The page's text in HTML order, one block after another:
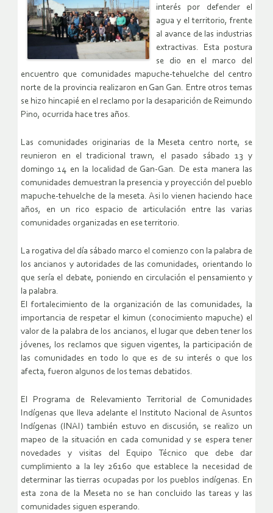
interés por defender el
agua y el territorio, frente
al avance de las industrias
extractivas. Esta postura
se dio en el marco del
encuentro que comunidades mapuche-tehuelche del centro
norte de la provincia realizaron en Gan Gan. Entre otros temas
se hizo hincapié en el reclamo por la desaparición de Reimundo
Pino, ocurrida hace tres años.
Las comunidades originarias de la Meseta centro norte, se
reunieron en el tradicional trawn, el pasado sábado 13 y
domingo 14 en la localidad de Gan-Gan. De esta manera las
comunidades demuestran la presencia y proyección del pueblo
mapuche-tehuelche de la meseta. Asi lo vienen haciendo hace
años, en un rico espacio de articulación entre las varias
comunidades organizadas en ese territorio.
La rogativa del día sábado marco el comienzo con la palabra de
los ancianos y autoridades de las comunidades, orientando lo
que sería el debate, poniendo en circulación el pensamiento y
la palabra.
El fortalecimiento de la organización de las comunidades, la
importancia de respetar el kimun (conocimiento mapuche) el
valor de la palabra de los ancianos, el lugar que deben tener los
jóvenes, los reclamos que siguen vigentes, la participación de
las comunidades en todo lo que es de su interés o que los
afecta, fueron algunos de los temas debatidos.
El Programa de Relevamiento Territorial de Comunidades
Indígenas que lleva adelante el Instituto Nacional de Asuntos
Indígenas (INAI) también estuvo en discusión, se realizo un
mapeo de la situación en cada comunidad y se espera tener
novedades y visitas del Equipo Técnico que debe dar
cumplimiento a la ley 26160 que establece la necesidad de
determinar las tierras ocupadas por los pueblos indígenas. En
esta zona de la Meseta no se han concluido las tareas y las
comunidades siguen esperando.